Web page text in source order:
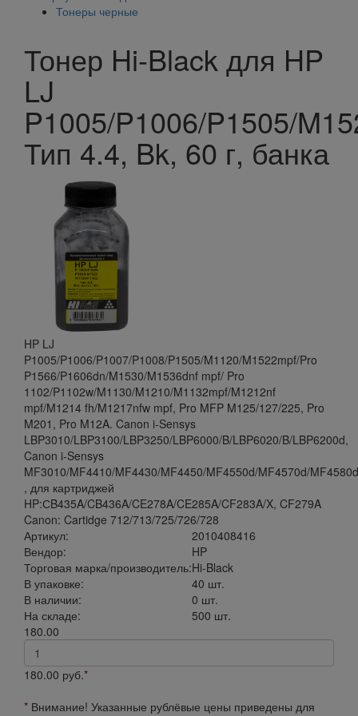
Тонеры черные
Тонер Hi-Black для HP
LJ
P1005/P1006/P1505/
Тип 4.4, Bk, 60 г, банка
HP LJ
P1005/P1006/P1007/P1008/P1505/M1120/M1522mpf/Pro
P1566/P1606dn/M1530/M1536dnf mpf/ Pro
1102/P1102w/M1130/M1210/M1132mpf/M1212nf
mpf/M1214 fh/M1217nfw mpf, Pro MFP M125/127/225, Pro
M201, Pro M12A. Canon i-Sensys
LBP3010/LBP3100/LBP3250/LBP6000/B/LBP6020/B/LBP6200d,
Canon i-Sensys
MF3010/MF4410/MF4430/MF4450/MF4550d/MF4570d/
, для картриджей
HP:СB435A/CB436A/CE278A/CE285A/CF283A/X, CF279A
Canon: Cartidge 712/713/725/726/728
Артикул:
2010408416
Вендор:
HP
Торговая марка/производитель:Hi-Black
В упаковке:
40 шт.
В наличии:
0 шт.
На складе:
500 шт.
180.00
180.00 руб.*
* Внимание! Указанные рублёвые цены приведены для